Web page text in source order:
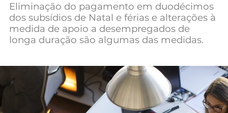
Negócios
Mundial 2026
Eliminação do pagamento em duodécimos
dos subsídios de Natal e férias e alterações à
medida de apoio a desempregados de
longa duração são algumas das medidas.